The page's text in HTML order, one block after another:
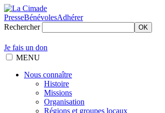
PresseBénévolesAdhérer
Rechercher
OK
Je fais un don
MENU
Nous connaître
Histoire
Missions
Organisation
Régions et groupes locaux